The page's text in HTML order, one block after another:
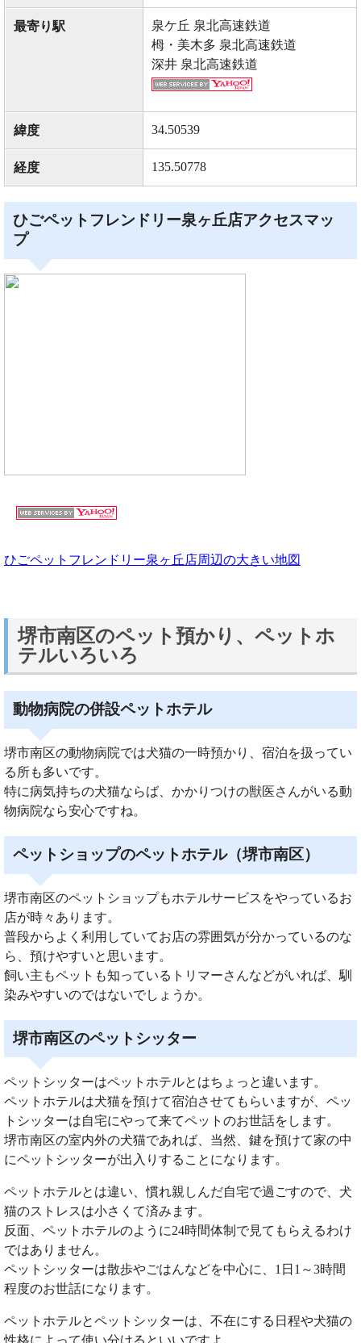
最寄り駅
泉ケ丘 泉北高速鉄道
栂・美木多 泉北高速鉄道
深井 泉北高速鉄道
緯度 34.50539
経度 135.50778
ひごペットフレンドリー泉ヶ丘店アクセスマッ
プ
ひごペットフレンドリー泉ヶ丘店周辺の大きい地図
堺市南区のペット預かり、ペットホ
テルいろいろ
動物病院の併設ペットホテル
堺市南区の動物病院では犬猫の一時預かり、宿泊を扱ってい
る所も多いです。
特に病気持ちの犬猫ならば、かかりつけの獣医さんがいる動
物病院なら安心ですね。
ペットショップのペットホテル（堺市南区）
堺市南区のペットショップもホテルサービスをやっているお
店が時々あります。
普段からよく利用していてお店の雰囲気が分かっているのな
ら、預けやすいと思います。
飼い主もペットも知っているトリマーさんなどがいれば、馴
染みやすいのではないでしょうか。
堺市南区のペットシッター
ペットシッターはペットホテルとはちょっと違います。
ペットホテルは犬猫を預けて宿泊させてもらいますが、ペッ
トシッターは自宅にやって来てペットのお世話をします。
堺市南区の室内外の犬猫であれば、当然、鍵を預けて家の中
にペットシッターが出入りすることになります。
ペットホテルとは違い、慣れ親しんだ自宅で過ごすので、犬
猫のストレスは小さくて済みます。
反面、ペットホテルのように24時間体制で見てもらえるわけ
ではありません。
ペットシッターは散歩やごはんなどを中心に、1日1～3時間
程度のお世話になります。
ペットホテルとペットシッターは、不在にする日程や犬猫の